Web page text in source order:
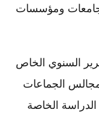
ومؤسسات
السنوي الخاص
مجالس الجماعات
ومناقشة الدراسة الخاصة